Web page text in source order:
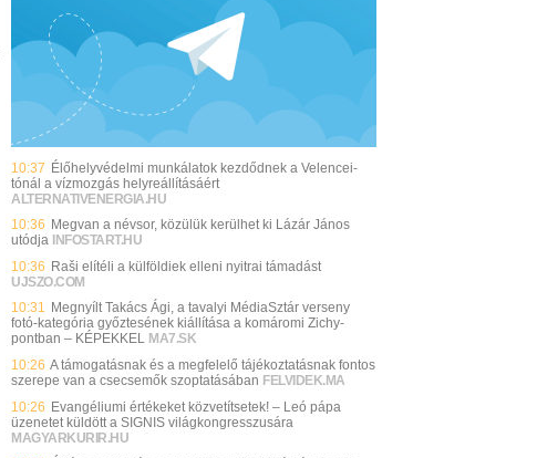
10:37 Élőhelyvédelmi munkálatok kezdődnek a Velencei-
tónál a vízmozgás helyreállításáért
ALTERNATIVENERGIA.HU
10:36 Megvan a névsor, közülük kerülhet ki Lázár János
utódja INFOSTART.HU
10:36 Raši elítéli a külföldiek elleni nyitrai támadást
UJSZO.COM
10:31 Megnyílt Takács Ági, a tavalyi MédiaSztár verseny
fotó-kategória győztesének kiállítása a komáromi Zichy-
pontban – KÉPEKKEL MA7.SK
10:26 A támogatásnak és a megfelelő tájékoztatásnak fontos
szerepe van a csecsemők szoptatásában FELVIDEK.MA
10:26 Evangéliumi értékeket közvetítsetek! – Leó pápa
üzenetet küldött a SIGNIS világkongresszusára
MAGYARKURIR.HU